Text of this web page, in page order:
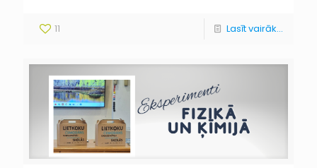
11 Lasīt vairāk...